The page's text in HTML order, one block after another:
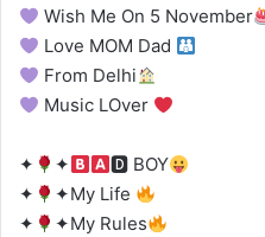
Wish Me On 5 November
Love MOM Dad
From Delhi
Music LOver
✦ ✦
🅳 BOY
✦
✦My Life
✦
✦My Rules